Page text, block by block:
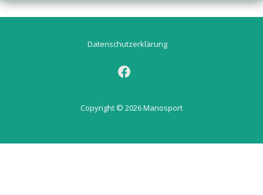
FOOTER
MENU
Datenschutzerklärung
Copyright © 2026 Manosport